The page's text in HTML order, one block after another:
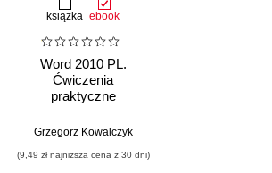
książka ebook
Word 2010 PL.
Ćwiczenia
praktyczne
Grzegorz Kowalczyk
(9,49 zł najniższa cena z 30 dni)